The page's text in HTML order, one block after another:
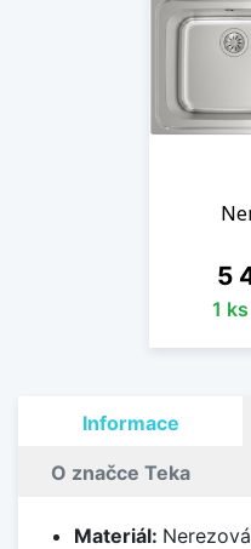
5
1
Informace
O značce Teka
Materiál: